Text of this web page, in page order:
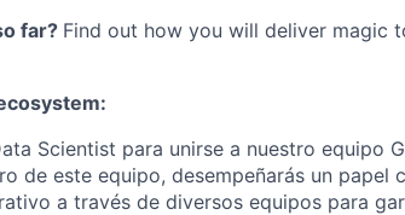
far? Find out how you will deliver magic
Scientist para unirse a nuestro equipo
de este equipo, desempeñarás un papel
a través de diversos equipos para